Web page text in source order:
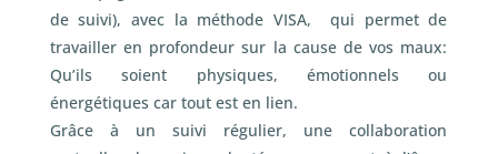
de suivi), avec la méthode VISA, qui permet de
travailler en profondeur sur la cause de vos maux:
Qu’ils soient physiques, émotionnels ou
énergétiques car tout est en lien.
Grâce à un suivi régulier, une collaboration